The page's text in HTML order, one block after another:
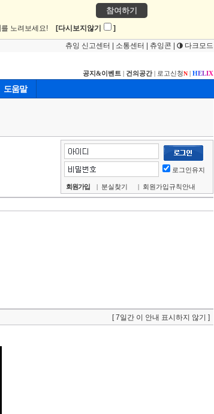
참여하기
를 노려보세요! [다시보지않기 ]
츄잉 신고센터 소통센터 츄잉콘 다크모드
공지&이벤트 | 건의공간| 로고신청N | HELIX
도움말
로그인유지
회원가입 | 분실찾기 | 회원가입규칙안내
[ 7일간 이 안내 표시하지 않기 ]